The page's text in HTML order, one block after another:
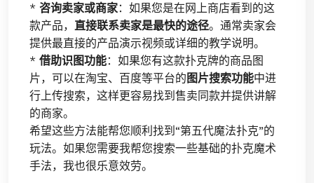
* 咨询卖家或商家：如果您是在网上商店看到的这
款产品， 直接联系卖家是最快的途径。通常卖家会
提供最直接的产品演示视频或详细的教学说明。
* 借助识图功能：如果您有这款扑克牌的商品图
片，可以在淘宝、百度等平台的 图片搜索功能中进
行上传搜索，这样更容易找到售卖同款并提供讲解
的商家。
希望这些方法能帮您顺利找到“第五代魔法扑克”的
玩法。如果您需要我帮您搜索一些基础的扑克魔术
手法，我也很乐意效劳。